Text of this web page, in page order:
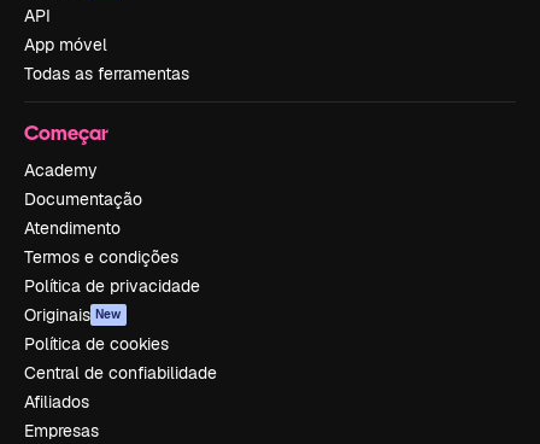
API
App móvel
Todas as ferramentas
Começar
Academy
Documentação
Atendimento
Termos e condições
Política de privacidade
Originais New
Política de cookies
Central de confiabilidade
Afiliados
Empresas